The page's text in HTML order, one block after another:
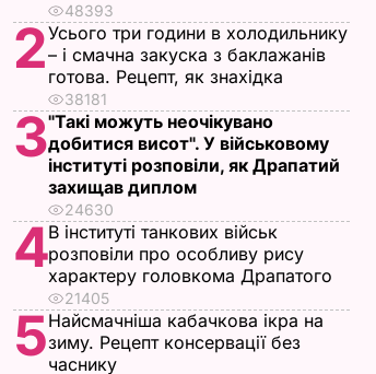
48393
2Усього три години в холодильнику
– і смачна закуска з баклажанів
готова. Рецепт, як знахідка
38181
3"Такі можуть неочікувано
добитися висот". У військовому
інституті розповіли, як Драпатий
захищав диплом
24630
4В інституті танкових військ
розповіли про особливу рису
характеру головкома Драпатого
21405
5Найсмачніша кабачкова ікра на
зиму. Рецепт консервації без
часнику